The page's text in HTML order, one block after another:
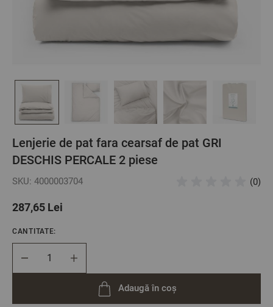
Lenjerie de pat fara cearsaf de pat GRI
DESCHIS PERCALE 2 piese
SKU: 4000003704 (0)
287,65 Lei
CANTITATE:
Adaugă în coș